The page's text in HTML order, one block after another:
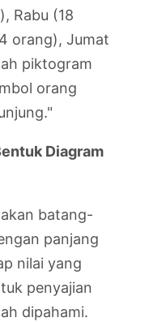
Rabu (18
orang), Jumat
piktogram
orang
Diagram
batang-
panjang
nilai yang
penyajian
dipahami.